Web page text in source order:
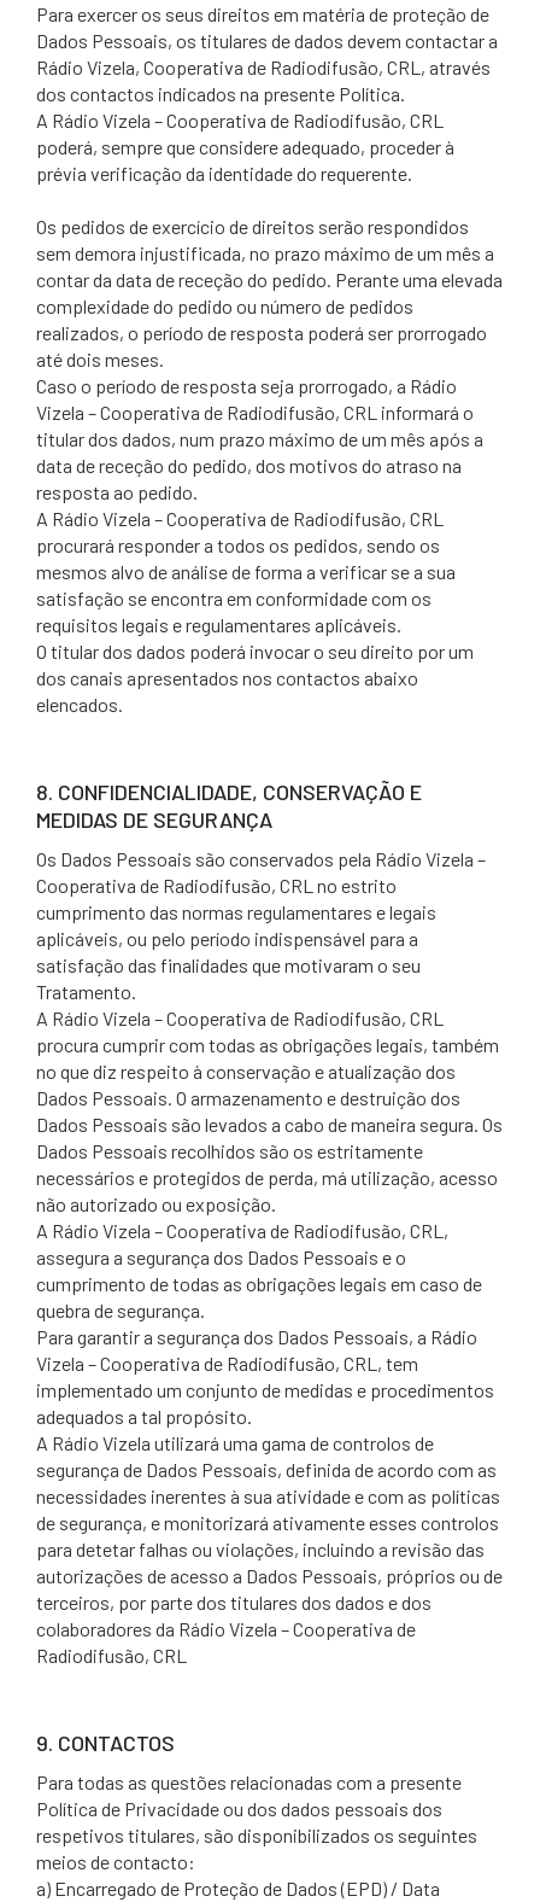
Para exercer os seus direitos em matéria de proteção de
Dados Pessoais, os titulares de dados devem contactar a
Rádio Vizela, Cooperativa de Radiodifusão, CRL, através
dos contactos indicados na presente Política.
A Rádio Vizela – Cooperativa de Radiodifusão, CRL
poderá, sempre que considere adequado, proceder à
prévia verificação da identidade do requerente.
Os pedidos de exercício de direitos serão respondidos
sem demora injustificada, no prazo máximo de um mês a
contar da data de receção do pedido. Perante uma elevada
complexidade do pedido ou número de pedidos
realizados, o período de resposta poderá ser prorrogado
até dois meses.
Caso o período de resposta seja prorrogado, a Rádio
Vizela – Cooperativa de Radiodifusão, CRL informará o
titular dos dados, num prazo máximo de um mês após a
data de receção do pedido, dos motivos do atraso na
resposta ao pedido.
A Rádio Vizela – Cooperativa de Radiodifusão, CRL
procurará responder a todos os pedidos, sendo os
mesmos alvo de análise de forma a verificar se a sua
satisfação se encontra em conformidade com os
requisitos legais e regulamentares aplicáveis.
O titular dos dados poderá invocar o seu direito por um
dos canais apresentados nos contactos abaixo
elencados.
8. CONFIDENCIALIDADE, CONSERVAÇÃO E
MEDIDAS DE SEGURANÇA
Os Dados Pessoais são conservados pela Rádio Vizela –
Cooperativa de Radiodifusão, CRL no estrito
cumprimento das normas regulamentares e legais
aplicáveis, ou pelo período indispensável para a
satisfação das finalidades que motivaram o seu
Tratamento.
A Rádio Vizela – Cooperativa de Radiodifusão, CRL
procura cumprir com todas as obrigações legais, também
no que diz respeito à conservação e atualização dos
Dados Pessoais. O armazenamento e destruição dos
Dados Pessoais são levados a cabo de maneira segura. Os
Dados Pessoais recolhidos são os estritamente
necessários e protegidos de perda, má utilização, acesso
não autorizado ou exposição.
A Rádio Vizela – Cooperativa de Radiodifusão, CRL,
assegura a segurança dos Dados Pessoais e o
cumprimento de todas as obrigações legais em caso de
quebra de segurança.
Para garantir a segurança dos Dados Pessoais, a Rádio
Vizela – Cooperativa de Radiodifusão, CRL, tem
implementado um conjunto de medidas e procedimentos
adequados a tal propósito.
A Rádio Vizela utilizará uma gama de controlos de
segurança de Dados Pessoais, definida de acordo com as
necessidades inerentes à sua atividade e com as políticas
de segurança, e monitorizará ativamente esses controlos
para detetar falhas ou violações, incluindo a revisão das
autorizações de acesso a Dados Pessoais, próprios ou de
terceiros, por parte dos titulares dos dados e dos
colaboradores da Rádio Vizela – Cooperativa de
Radiodifusão, CRL
9. CONTACTOS
Para todas as questões relacionadas com a presente
Política de Privacidade ou dos dados pessoais dos
respetivos titulares, são disponibilizados os seguintes
meios de contacto:
a) Encarregado de Proteção de Dados (EPD) / Data